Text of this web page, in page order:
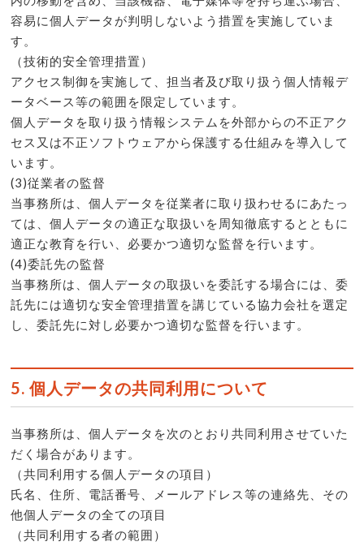
容易に個人データが判明しないよう措置を実施していま
す。
（技術的安全管理措置）
アクセス制御を実施して、担当者及び取り扱う個人情報デ
ータベース等の範囲を限定しています。
個人データを取り扱う情報システムを外部からの不正アク
セス又は不正ソフトウェアから保護する仕組みを導入して
います。
(3)従業者の監督
当事務所は、個人データを従業者に取り扱わせるにあたっ
ては、個人データの適正な取扱いを周知徹底するとともに
適正な教育を行い、必要かつ適切な監督を行います。
(4)委託先の監督
当事務所は、個人データの取扱いを委託する場合には、委
託先には適切な安全管理措置を講じている協力会社を選定
し、委託先に対し必要かつ適切な監督を行います。
5. 個人データの共同利用について
当事務所は、個人データを次のとおり共同利用させていた
だく場合があります。
（共同利用する個人データの項目）
氏名、住所、電話番号、メールアドレス等の連絡先、その
他個人データの全ての項目
（共同利用する者の範囲）